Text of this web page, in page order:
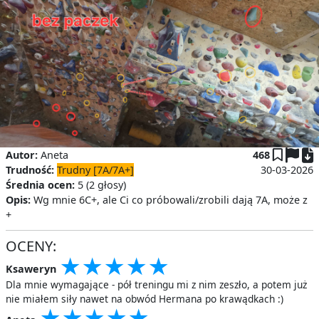
Autor: Aneta
Trudność: Trudny [7A/7A+]
Średnia ocen: 5 (2 głosy)
468
30-03-2026
Opis: Wg mnie 6C+, ale Ci co próbowali/zrobili dają 7A, może z
+
OCENY:
Ksaweryn ★
★★
★★★
★★★★
★★★★★
Dla mnie wymagające - pół treningu mi z nim zeszło, a potem już
nie miałem siły nawet na obwód Hermana po krawądkach :)